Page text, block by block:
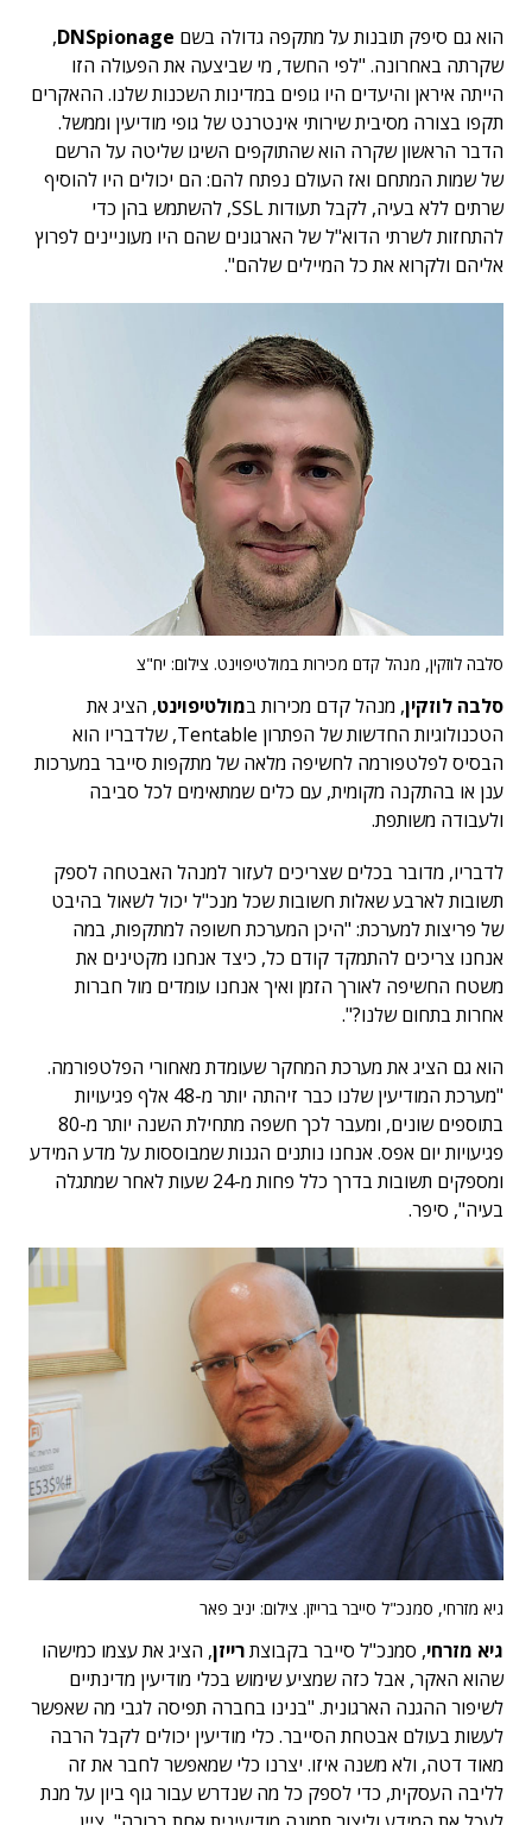
הוא גם סיפק תובנות על מתקפה גדולה בשם DNSpionage
,
שקרתה באחרונה. "לפי החשד, מי שביצעה את הפעולה הזו
הייתה איראן והיעדים היו גופים במדינות השכנות שלנו. ההאקרים
תקפו בצורה מסיבית שירותי אינטרנט של גופי מודיעין וממשל.
הדבר הראשון שקרה הוא שהתוקפים השיגו שליטה על הרשם
של שמות המתחם ואז העולם נפתח להם: הם יכולים היו להוסיף
שרתים ללא בעיה, לקבל תעודות SSL, להשתמש בהן כדי
להתחזות לשרתי הדוא"ל של הארגונים שהם היו מעוניינים לפרוץ
אליהם ולקרוא את כל המיילים שלהם".
סלבה לוזקין, מנהל קדם מכירות במולטיפוינט. צילום: יח"צ
סלבה לוזקין, מנהל קדם מכירות במולטיפוינט, הציג את
הטכנולוגיות החדשות של הפתרון Tentable, שלדבריו הוא
הבסיס לפלטפורמה לחשיפה מלאה של מתקפות סייבר במערכות
ענן או בהתקנה מקומית, עם כלים שמתאימים לכל סביבה
ולעבודה משותפת.
לדבריו, מדובר בכלים שצריכים לעזור למנהל האבטחה לספק
תשובות לארבע שאלות חשובות שכל מנכ"ל יכול לשאול בהיבט
של פריצות למערכת: "היכן המערכת חשופה למתקפות, במה
אנחנו צריכים להתמקד קודם כל, כיצד אנחנו מקטינים את
משטח החשיפה לאורך הזמן ואיך אנחנו עומדים מול חברות
אחרות בתחום שלנו?".
הוא גם הציג את מערכת המחקר שעומדת מאחורי הפלטפורמה.
"מערכת המודיעין שלנו כבר זיהתה יותר מ-48 אלף פגיעויות
בתוספים שונים, ומעבר לכך חשפה מתחילת השנה יותר מ-80
פגיעויות יום אפס. אנחנו נותנים הגנות שמבוססות על מדע המידע
ומספקים תשובות בדרך כלל פחות מ-24 שעות לאחר שמתגלה
בעיה", סיפר.
גיא מזרחי, סמנכ"ל סייבר ברייזן. צילום: יניב פאר
גיא מזרחי, סמנכ"ל סייבר בקבוצתרייזן, הציג את עצמו כמישהו
שהוא האקר, אבל כזה שמציע שימוש בכלי מודיעין מדינתיים
לשיפור ההגנה הארגונית. "בנינו בחברה תפיסה לגבי מה שאפשר
לעשות בעולם אבטחת הסייבר. כלי מודיעין יכולים לקבל הרבה
מאוד דטה, ולא משנה איזו. יצרנו כלי שמאפשר לחבר את זה
לליבה העסקית, כדי לספק כל מה שנדרש עבור גוף ביון על מנת